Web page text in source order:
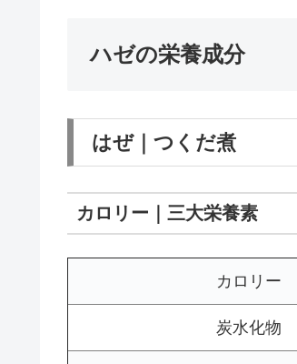
ハゼの栄養成分
はぜ｜つくだ煮
カロリー｜三大栄養素
カロリー
炭水化物